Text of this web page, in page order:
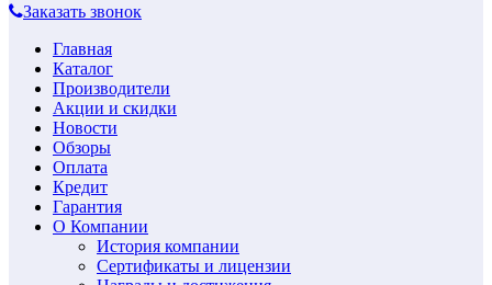
Заказать звонок
Главная
Каталог
Производители
Акции и скидки
Новости
Обзоры
Оплата
Кредит
Гарантия
О Компании
История компании
Сертификаты и лицензии